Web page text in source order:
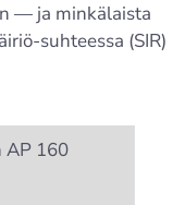
— ja minkälaista
suhteessa (SIR)
AP 160